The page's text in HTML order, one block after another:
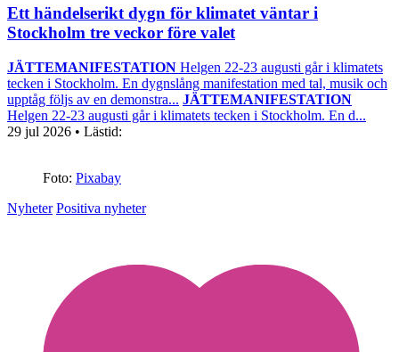
Ett händelserikt dygn för klimatet väntar i
Stockholm tre veckor före valet
JÄTTEMANIFESTATION Helgen 22-23 augusti går i klimatets
tecken i Stockholm. En dygnslång manifestation med tal, musik och
upptåg följs av en demonstra... JÄTTEMANIFESTATION
Helgen 22-23 augusti går i klimatets tecken i Stockholm. En d...
29 jul 2026 • Lästid:
Foto: Pixabay
Nyheter Positiva nyheter